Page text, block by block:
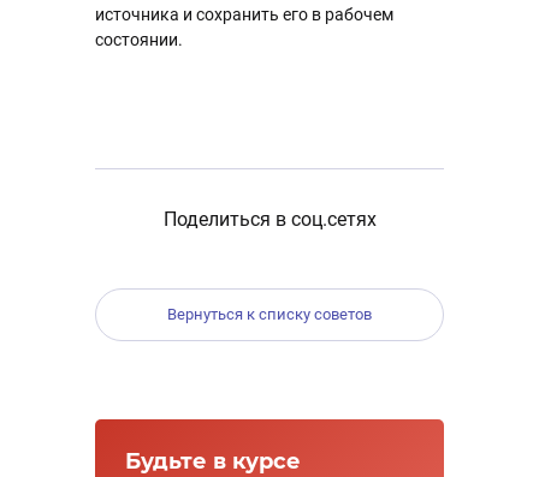
источника и сохранить его в рабочем
состоянии.
Поделиться в соц.сетях
Вернуться к списку советов
Будьте в курсе